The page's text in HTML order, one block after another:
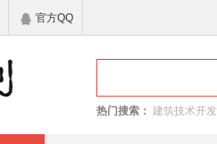
官方QQ
热门搜索： 建筑技术开发